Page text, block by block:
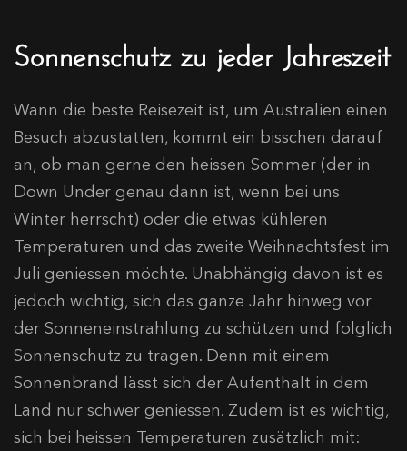
Sonnenschutz zu jeder Jahreszeit
Wann die beste Reisezeit ist, um Australien einen
Besuch abzustatten, kommt ein bisschen darauf
an, ob man gerne den heissen Sommer (der in
Down Under genau dann ist, wenn bei uns
Winter herrscht) oder die etwas kühleren
Temperaturen und das zweite Weihnachtsfest im
Juli geniessen möchte. Unabhängig davon ist es
jedoch wichtig, sich das ganze Jahr hinweg vor
der Sonneneinstrahlung zu schützen und folglich
Sonnenschutz zu tragen. Denn mit einem
Sonnenbrand lässt sich der Aufenthalt in dem
Land nur schwer geniessen. Zudem ist es wichtig,
sich bei heissen Temperaturen zusätzlich mit: